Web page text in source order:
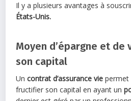
Il y a plusieurs avantages à
États-Unis.
Moyen d’épargne et de
son capital
Uncontrat d’assurance vie permet
fructifier son capital en ayant un